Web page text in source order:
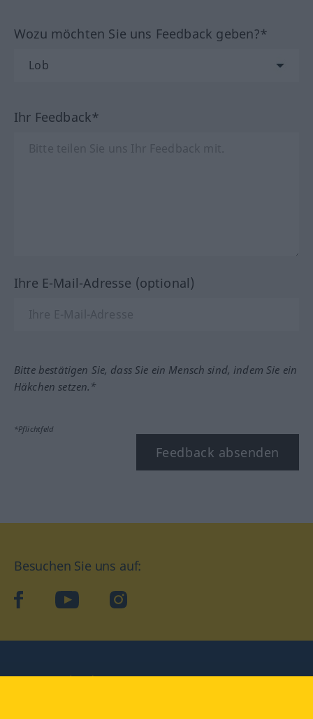
Wozu möchten Sie uns Feedback geben?*
Ihr Feedback*
Ihre E-Mail-Adresse (optional)
Bitte bestätigen Sie, dass Sie ein Mensch sind, indem Sie ein
Häkchen setzen.*
*Pflichtfeld
Feedback absenden
Besuchen Sie uns auf:
facebook YouTube Instagram
Langenscheidt